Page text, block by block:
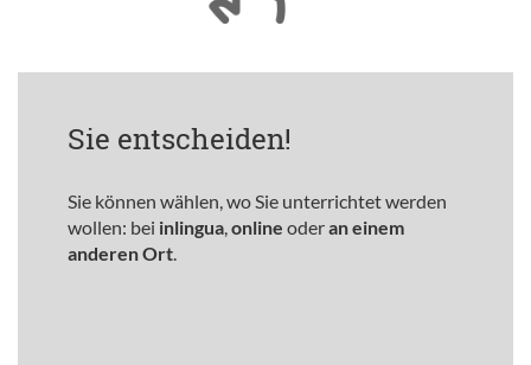
Sie entscheiden!
Sie können wählen, wo Sie unterrichtet werden
wollen: bei inlingua, online oderan einem
anderen Ort.